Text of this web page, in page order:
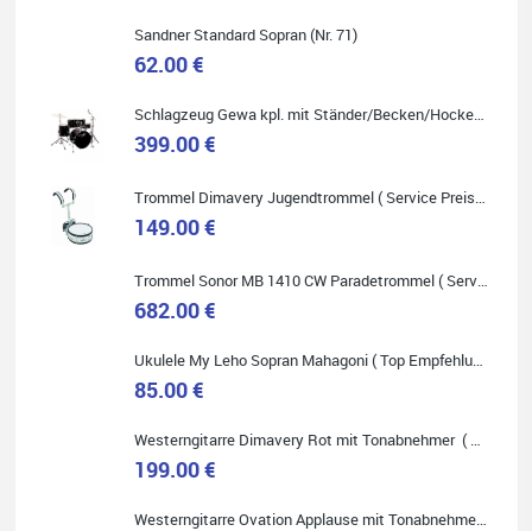
Ich bin super zufrieden mit meiner neuen Ukulele! Einfach am
Freitag vorbeigekommen, eben geklingelt und top beraten
worden. Ich würde den Besuch im Musikgeschäft Stöppel jedem
Onlineshopping vorziehen.
Quelle: Google-Rezension
Klein...aber fein!
Sandner Standard Sopran (Nr. 71)
62.00 €
Schlagzeug Gewa kpl. mit Ständer/Becken/Hocker DER RENNER ! (Service Preis inkl. Werkstatt Service)
399.00 €
Trommel Dimavery Jugendtrommel ( Service Preis inkl. Werkstatt Service )
149.00 €
Trommel Sonor MB 1410 CW Paradetrommel ( Service Preis inkl. Werkstatt Service )
682.00 €
Ukulele My Leho Sopran Mahagoni ( Top Empfehlung ! )
85.00 €
Westerngitarre Dimavery Rot mit Tonabnehmer ( Service Preis inkl. Werkstatt Service )
199.00 €
Westerngitarre Ovation Applause mit Tonabnehmer ( Service Preis inkl. Werkstatt Service )